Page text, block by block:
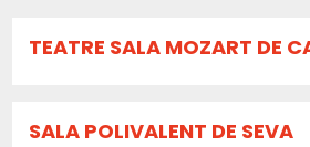
TEATRE SALA MOZART DE
SALA POLIVALENT DE SEVA